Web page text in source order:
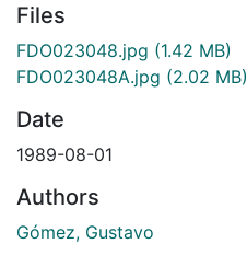
Files
FDO023048.jpg (1.42 MB)
FDO023048A.jpg (2.02 MB)
Date
1989-08-01
Authors
Gómez, Gustavo